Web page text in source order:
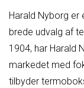
Harald Nyborg er
brede udvalg af
1904, har Harald
markedet med
tilbyder